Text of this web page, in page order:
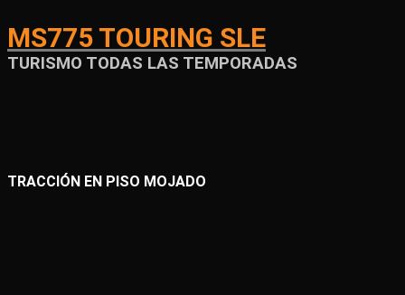
MS775 TOURING SLE
TURISMO TODAS LAS TEMPORADAS
TRACCIÓN EN PISO MOJADO